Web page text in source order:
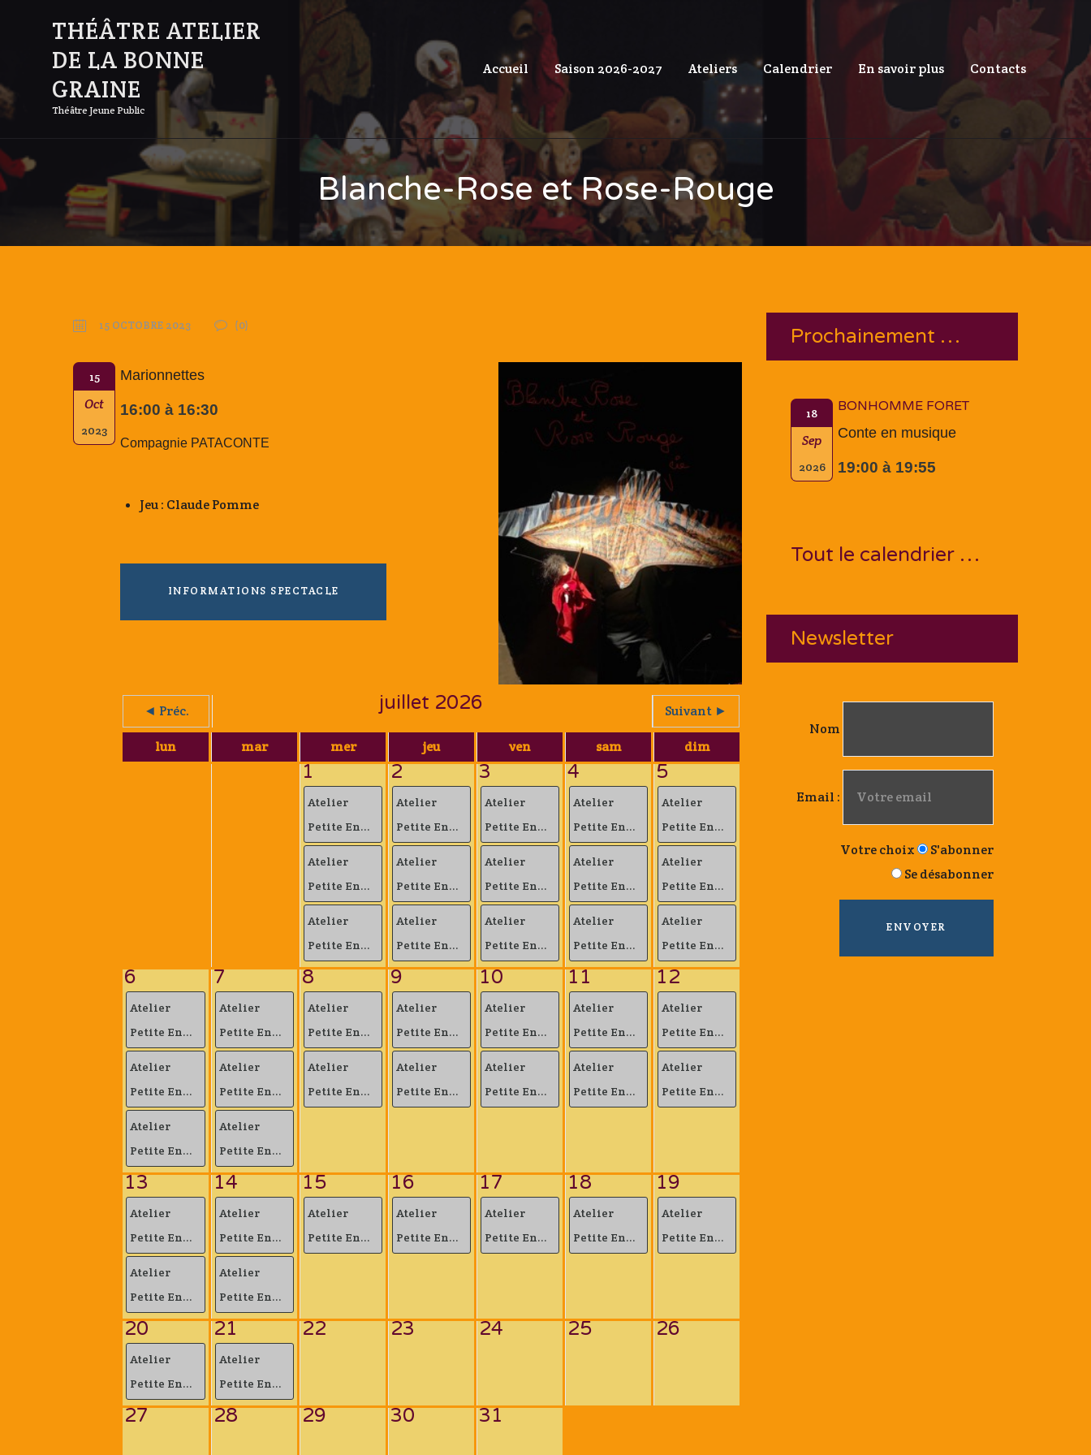
THÉÂTRE ATELIER
DE LA BONNE
GRAINE
Théâtre Jeune Public
Accueil Saison 2026-2027 Ateliers Calendrier En savoir plus Contacts
Blanche-Rose et Rose-Rouge
15 OCTOBRE 2023 (0)
15
Oct
2023
Marionnettes
16:00 à 16:30
Compagnie PATACONTE
Jeu : Claude Pomme
INFORMATIONS SPECTACLE
◄ Préc. juillet 2026 Suivant ►
lun mar mer jeu ven sam dim
1
Atelier
Petite En...
Atelier
Petite En...
Atelier
Petite En...
2
Atelier
Petite En...
Atelier
Petite En...
Atelier
Petite En...
3
Atelier
Petite En...
Atelier
Petite En...
Atelier
Petite En...
4
Atelier
Petite En...
Atelier
Petite En...
Atelier
Petite En...
5
Atelier
Petite En...
Atelier
Petite En...
Atelier
Petite En...
6
Atelier
Petite En...
Atelier
Petite En...
Atelier
Petite En...
7
Atelier
Petite En...
Atelier
Petite En...
Atelier
Petite En...
8
Atelier
Petite En...
Atelier
Petite En...
9
Atelier
Petite En...
Atelier
Petite En...
10
Atelier
Petite En...
Atelier
Petite En...
11
Atelier
Petite En...
Atelier
Petite En...
12
Atelier
Petite En...
Atelier
Petite En...
13
Atelier
Petite En...
Atelier
Petite En...
14
Atelier
Petite En...
Atelier
Petite En...
15
Atelier
Petite En...
16
Atelier
Petite En...
17
Atelier
Petite En...
18
Atelier
Petite En...
19
Atelier
Petite En...
20
Atelier
Petite En...
21
Atelier
Petite En...
22 23 24 25 26
27 28 29 30 31
Prochainement …
18
Sep
2026
BONHOMME FORET
Conte en musique
19:00 à 19:55
Tout le calendrier …
Newsletter
Nom
Email :
Votre choix
S'abonner
Se désabonner